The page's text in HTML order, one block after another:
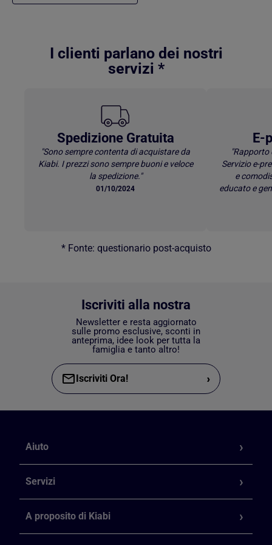
I clienti parlano dei nostri
servizi *
Spedizione Gratuita
"Sono sempre contenta di acquistare da
Kiabi. I prezzi sono sempre buoni e veloce
la spedizione."
01/10/2024
E-
Servizio e-
e
educato e
* Fonte: questionario post-acquisto
Iscriviti alla nostra
Newsletter e resta aggiornato
sulle promo esclusive, sconti in
anteprima, idee look per tutta la
famiglia e tanto altro!
Iscriviti Ora! ›
Aiuto
Servizi
A proposito di Kiabi